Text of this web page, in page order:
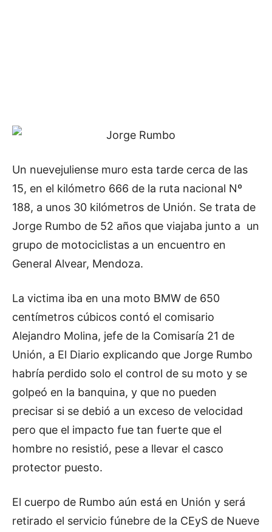
Un nuevejuliense muro esta tarde cerca de las
15, en el kilómetro 666 de la ruta nacional Nº
188, a unos 30 kilómetros de Unión. Se trata de
Jorge Rumbo de 52 años que viajaba junto a un
grupo de motociclistas a un encuentro en
General Alvear, Mendoza.
La victima iba en una moto BMW de 650
centímetros cúbicos contó el comisario
Alejandro Molina, jefe de la Comisaría 21 de
Unión, a El Diario explicando que Jorge Rumbo
habría perdido solo el control de su moto y se
golpeó en la banquina, y que no pueden
precisar si se debió a un exceso de velocidad
pero que el impacto fue tan fuerte que el
hombre no resistió, pese a llevar el casco
protector puesto.
El cuerpo de Rumbo aún está en Unión y será
retirado el servicio fúnebre de la CEyS de Nueve